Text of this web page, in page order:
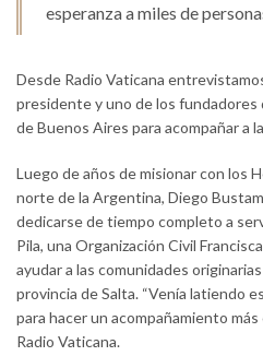
esperanza a miles de
Desde Radio Vaticana
presidente y uno de los fundadores
de Buenos Aires para acompañar a
Luego de años de misionar con los
norte de la Argentina, Diego
dedicarse de tiempo completo a
Pila, una Organización Civil
ayudar a las comunidades
provincia de Salta. “Venía latiendo
para hacer un acompañamiento
Radio Vaticana.